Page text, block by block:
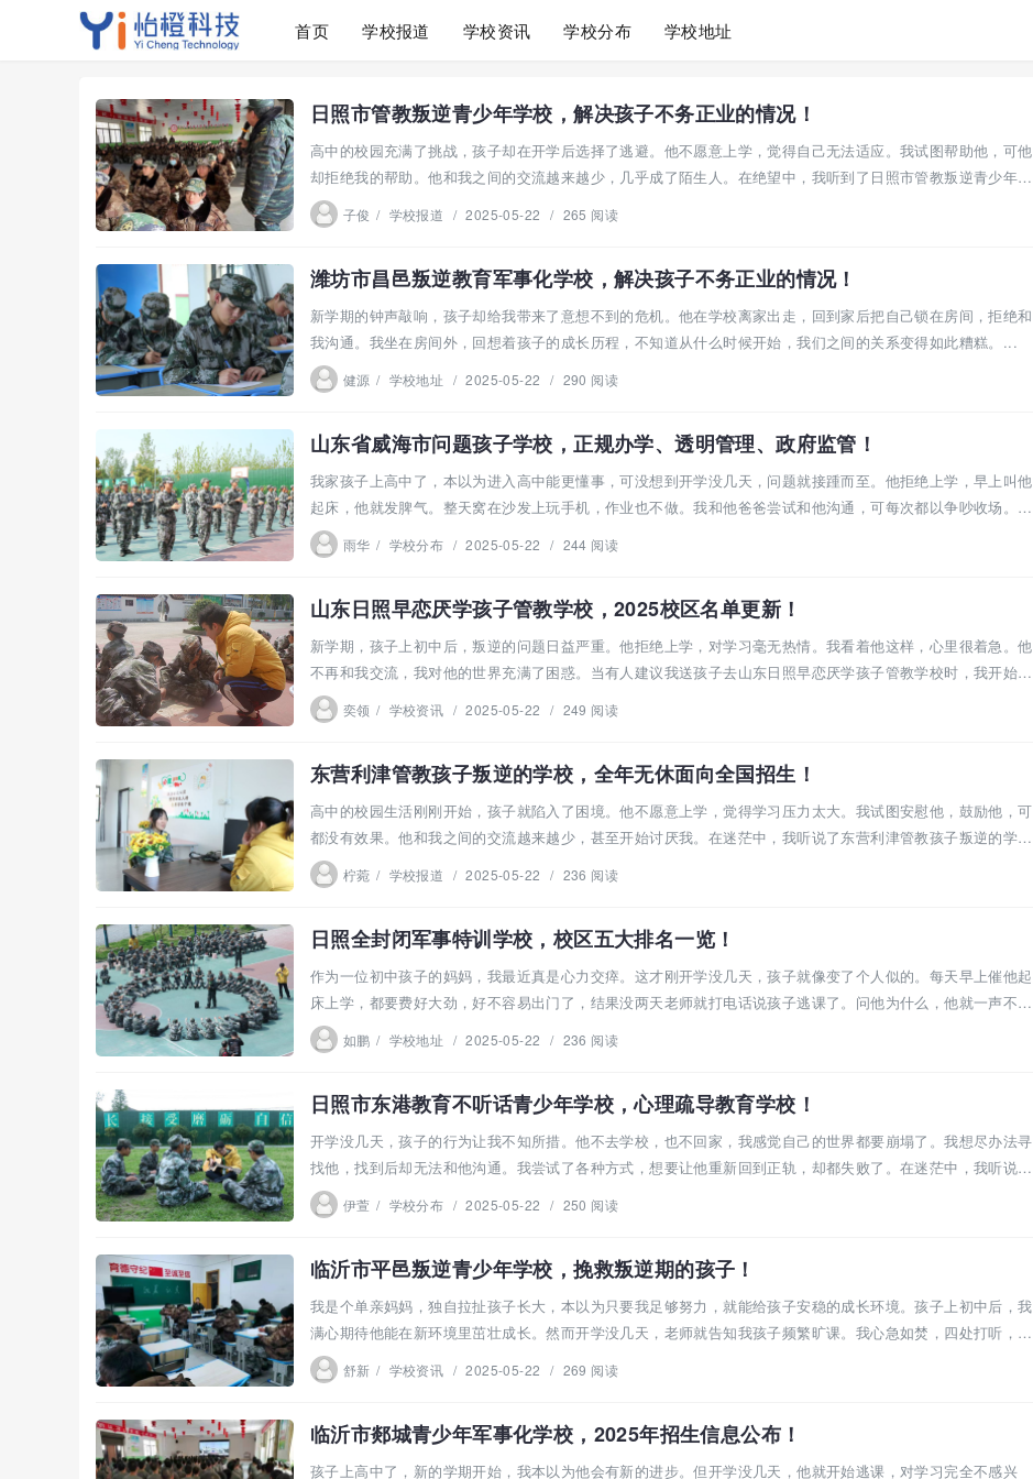
首页 学校报道 学校资讯 学校分布 学校地址
日照市管教叛逆青少年学校，解决孩子不务正业的情况！
高中的校园充满了挑战，孩子却在开学后选择了逃避。他不愿意上学，觉得自己无法适应。我试图帮助他，可他
却拒绝我的帮助。他和我之间的交流越来越少，几乎成了陌生人。在绝望中，我听到了日照市管教叛逆青少年学
校，...
子俊 / 学校报道 / 2025-05-22 / 265 阅读
潍坊市昌邑叛逆教育军事化学校，解决孩子不务正业的情况！
新学期的钟声敲响，孩子却给我带来了意想不到的危机。他在学校离家出走，回到家后把自己锁在房间，拒绝和
我沟通。我坐在房间外，回想着孩子的成长历程，不知道从什么时候开始，我们之间的关系变得如此糟糕。...
健源 / 学校地址 / 2025-05-22 / 290 阅读
山东省威海市问题孩子学校，正规办学、透明管理、政府监管！
我家孩子上高中了，本以为进入高中能更懂事，可没想到开学没几天，问题就接踵而至。他拒绝上学，早上叫他
起床，他就发脾气。整天窝在沙发上玩手机，作业也不做。我和他爸爸尝试和他沟通，可每次都以争吵收场。孩
子现...
雨华 / 学校分布 / 2025-05-22 / 244 阅读
山东日照早恋厌学孩子管教学校，2025校区名单更新！
新学期，孩子上初中后，叛逆的问题日益严重。他拒绝上学，对学习毫无热情。我看着他这样，心里很着急。他
不再和我交流，我对他的世界充满了困惑。当有人建议我送孩子去山东日照早恋厌学孩子管教学校时，我开始思
考这...
奕领 / 学校资讯 / 2025-05-22 / 249 阅读
东营利津管教孩子叛逆的学校，全年无休面向全国招生！
高中的校园生活刚刚开始，孩子就陷入了困境。他不愿意上学，觉得学习压力太大。我试图安慰他，鼓励他，可
都没有效果。他和我之间的交流越来越少，甚至开始讨厌我。在迷茫中，我听说了东营利津管教孩子叛逆的学
校，这...
柠菀 / 学校报道 / 2025-05-22 / 236 阅读
日照全封闭军事特训学校，校区五大排名一览！
作为一位初中孩子的妈妈，我最近真是心力交瘁。这才刚开学没几天，孩子就像变了个人似的。每天早上催他起
床上学，都要费好大劲，好不容易出门了，结果没两天老师就打电话说孩子逃课了。问他为什么，他就一声不
吭，把...
如鹏 / 学校地址 / 2025-05-22 / 236 阅读
日照市东港教育不听话青少年学校，心理疏导教育学校！
开学没几天，孩子的行为让我不知所措。他不去学校，也不回家，我感觉自己的世界都要崩塌了。我想尽办法寻
找他，找到后却无法和他沟通。我尝试了各种方式，想要让他重新回到正轨，却都失败了。在迷茫中，我听说了
日照...
伊萱 / 学校分布 / 2025-05-22 / 250 阅读
临沂市平邑叛逆青少年学校，挽救叛逆期的孩子！
我是个单亲妈妈，独自拉扯孩子长大，本以为只要我足够努力，就能给孩子安稳的成长环境。孩子上初中后，我
满心期待他能在新环境里茁壮成长。然而开学没几天，老师就告知我孩子频繁旷课。我心急如焚，四处打听，终
于在...
舒新 / 学校资讯 / 2025-05-22 / 269 阅读
临沂市郯城青少年军事化学校，2025年招生信息公布！
孩子上高中了，新的学期开始，我本以为他会有新的进步。但开学没几天，他就开始逃课，对学习完全不感兴